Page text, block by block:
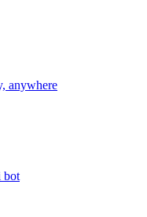
anywhere
bot